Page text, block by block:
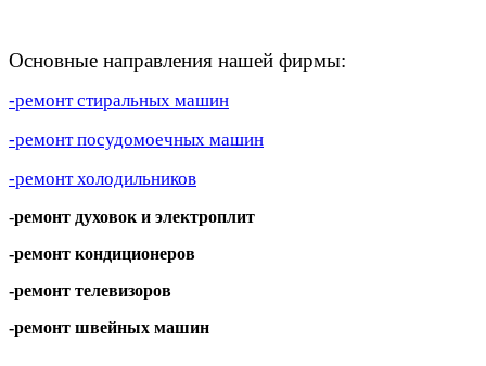
Основные направления нашей фирмы:
-ремонт стиральных машин
-ремонт посудомоечных машин
-ремонт холодильников
-ремонт духовок и электроплит
-ремонт кондиционеров
-ремонт телевизоров
-ремонт швейных машин